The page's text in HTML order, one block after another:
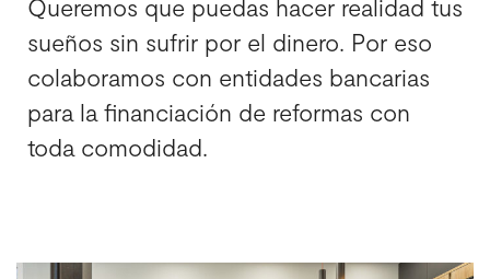
Queremos que puedas hacer realidad tus
sueños sin sufrir por el dinero. Por eso
colaboramos con entidades bancarias
para la financiación de reformas con
toda comodidad.